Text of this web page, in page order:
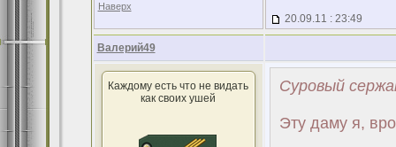
Наверх
20.09.11 : 23:49
Валерий49
Каждому есть что не видать
как своих ушей
Суровый
Эту даму я,